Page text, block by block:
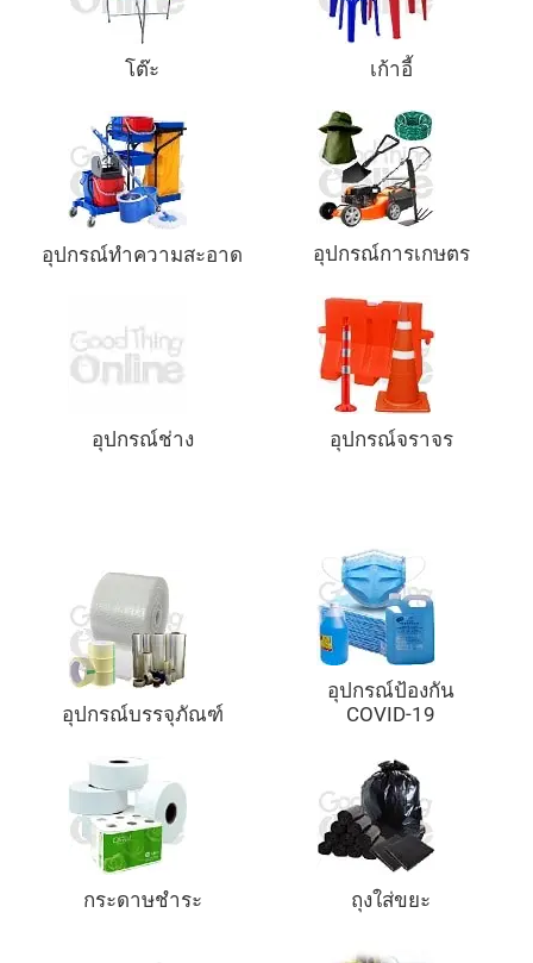
โต๊ะ เก้าอี้
อุปกรณ์ทำความสะอาด อุปกรณ์การเกษตร
อุปกรณ์ช่าง อุปกรณ์จราจร
อุปกรณ์บรรจุภัณฑ์
อุปกรณ์ป้องกัน
COVID-19
กระดาษชำระ ถุงใส่ขยะ